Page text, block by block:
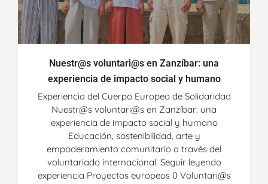
Nuestr@s voluntari@s en Zanzíbar: una
experiencia de impacto social y humano
Experiencia del Cuerpo Europeo de Solidaridad
Nuestr@s voluntari@s en Zanzíbar: una
experiencia de impacto social y humano
Educación, sostenibilidad, arte y
empoderamiento comunitario a través del
voluntariado internacional. Seguir leyendo
experiencia Proyectos europeos 0 Voluntari@s